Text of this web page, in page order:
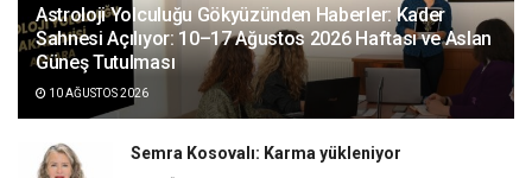
Astroloji Yolculuğu Gökyüzünden Haberler: Kader
Sahnesi Açılıyor: 10–17 Ağustos 2026 Haftası ve Aslan
Güneş Tutulması
10 AĞUSTOS 2026
Semra Kosovalı: Karma yükleniyor